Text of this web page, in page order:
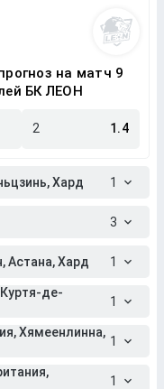
на матч 9
БК ЛЕОН
2 1.4
Хард 1
3
Астана, Хард 1
де-
1
Хямеенлинна,
1
1